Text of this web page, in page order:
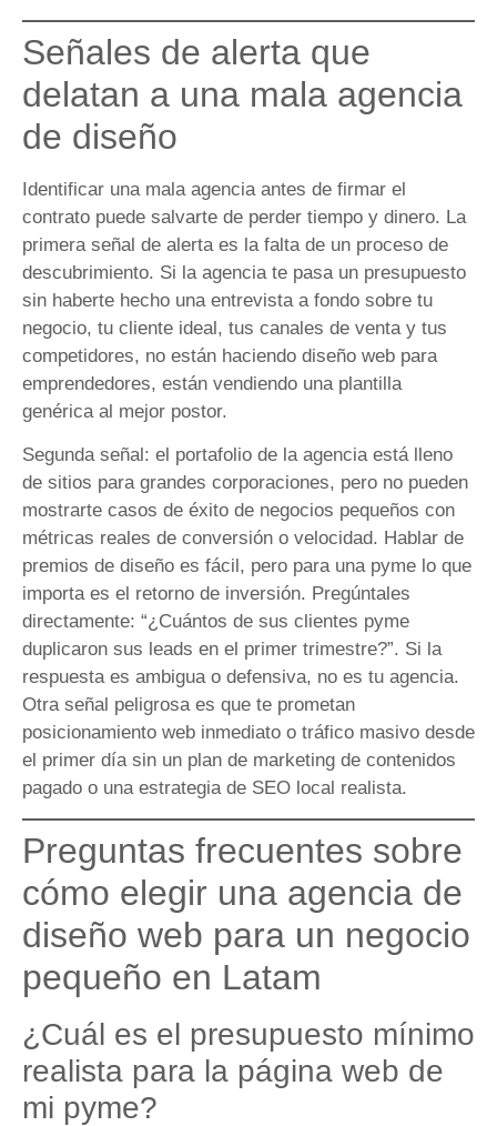
Señales de alerta que
delatan a una mala agencia
de diseño
Identificar una mala agencia antes de firmar el
contrato puede salvarte de perder tiempo y dinero. La
primera señal de alerta es la falta de un proceso de
descubrimiento. Si la agencia te pasa un presupuesto
sin haberte hecho una entrevista a fondo sobre tu
negocio, tu cliente ideal, tus canales de venta y tus
competidores, no están haciendo diseño web para
emprendedores, están vendiendo una plantilla
genérica al mejor postor.
Segunda señal: el portafolio de la agencia está lleno
de sitios para grandes corporaciones, pero no pueden
mostrarte casos de éxito de negocios pequeños con
métricas reales de conversión o velocidad. Hablar de
premios de diseño es fácil, pero para una pyme lo que
importa es el retorno de inversión. Pregúntales
directamente: “¿Cuántos de sus clientes pyme
duplicaron sus leads en el primer trimestre?”. Si la
respuesta es ambigua o defensiva, no es tu agencia.
Otra señal peligrosa es que te prometan
posicionamiento web inmediato o tráfico masivo desde
el primer día sin un plan de marketing de contenidos
pagado o una estrategia de SEO local realista.
Preguntas frecuentes sobre
cómo elegir una agencia de
diseño web para un negocio
pequeño en Latam
¿Cuál es el presupuesto mínimo
realista para la página web de
mi pyme?